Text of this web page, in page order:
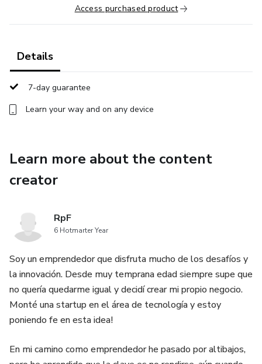
Access purchased product
Details
7-day guarantee
Learn your way and on any device
Learn more about the content
creator
RpF
6 Hotmarter Year
Soy un emprendedor que disfruta mucho de los desafíos y
la innovación. Desde muy temprana edad siempre supe que
no quería quedarme igual y decidí crear mi propio negocio.
Monté una startup en el área de tecnología y estoy
poniendo fe en esta idea!
En mi camino como emprendedor he pasado por altibajos,